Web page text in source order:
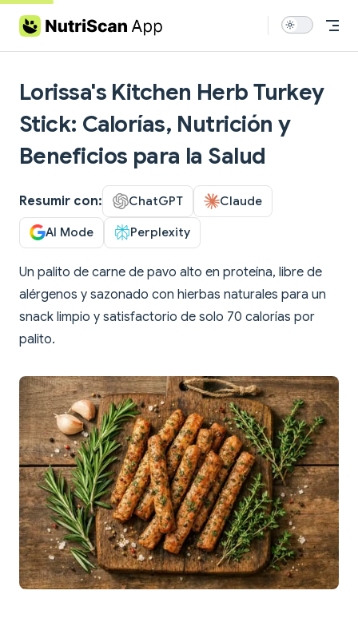
Skip to content
Lorissa's Kitchen Herb Turkey
Stick: Calorías, Nutrición y
Beneficios para la Salud
Resumir con: ChatGPT Claude
AI Mode Perplexity
Un palito de carne de pavo alto en proteína, libre de
alérgenos y sazonado con hierbas naturales para un
snack limpio y satisfactorio de solo 70 calorías por
palito.